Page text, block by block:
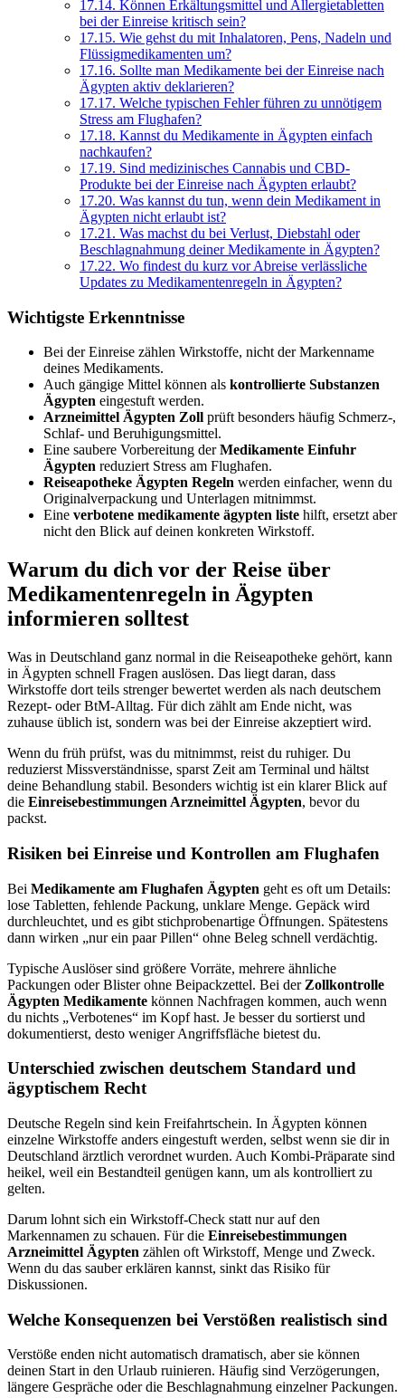
17.14. Können Erkältungsmittel und Allergietabletten
bei der Einreise kritisch sein?
17.15. Wie gehst du mit Inhalatoren, Pens, Nadeln und
Flüssigmedikamenten um?
17.16. Sollte man Medikamente bei der Einreise nach
Ägypten aktiv deklarieren?
17.17. Welche typischen Fehler führen zu unnötigem
Stress am Flughafen?
17.18. Kannst du Medikamente in Ägypten einfach
nachkaufen?
17.19. Sind medizinisches Cannabis und CBD-
Produkte bei der Einreise nach Ägypten erlaubt?
17.20. Was kannst du tun, wenn dein Medikament in
Ägypten nicht erlaubt ist?
17.21. Was machst du bei Verlust, Diebstahl oder
Beschlagnahmung deiner Medikamente in Ägypten?
17.22. Wo findest du kurz vor Abreise verlässliche
Updates zu Medikamentenregeln in Ägypten?
Wichtigste Erkenntnisse
Bei der Einreise zählen Wirkstoffe, nicht der Markenname
deines Medikaments.
Auch gängige Mittel können als kontrollierte Substanzen
Ägypten eingestuft werden.
Arzneimittel Ägypten Zoll prüft besonders häufig Schmerz-,
Schlaf- und Beruhigungsmittel.
Eine saubere Vorbereitung derMedikamente Einfuhr
Ägypten reduziert Stress am Flughafen.
Reiseapotheke Ägypten Regeln werden einfacher, wenn du
Originalverpackung und Unterlagen mitnimmst.
Eine verbotene medikamente ägypten liste hilft, ersetzt aber
nicht den Blick auf deinen konkreten Wirkstoff.
Warum du dich vor der Reise über
Medikamentenregeln in Ägypten
informieren solltest
Was in Deutschland ganz normal in die Reiseapotheke gehört, kann
in Ägypten schnell Fragen auslösen. Das liegt daran, dass
Wirkstoffe dort teils strenger bewertet werden als nach deutschem
Rezept- oder BtM-Alltag. Für dich zählt am Ende nicht, was
zuhause üblich ist, sondern was bei der Einreise akzeptiert wird.
Wenn du früh prüfst, was du mitnimmst, reist du ruhiger. Du
reduzierst Missverständnisse, sparst Zeit am Terminal und hältst
deine Behandlung stabil. Besonders wichtig ist ein klarer Blick auf
die Einreisebestimmungen Arzneimittel Ägypten, bevor du
packst.
Risiken bei Einreise und Kontrollen am Flughafen
Bei Medikamente am Flughafen Ägypten geht es oft um Details:
lose Tabletten, fehlende Packung, unklare Menge. Gepäck wird
durchleuchtet, und es gibt stichprobenartige Öffnungen. Spätestens
dann wirken „nur ein paar Pillen“ ohne Beleg schnell verdächtig.
Typische Auslöser sind größere Vorräte, mehrere ähnliche
Packungen oder Blister ohne Beipackzettel. Bei der Zollkontrolle
Ägypten Medikamente können Nachfragen kommen, auch wenn
du nichts „Verbotenes“ im Kopf hast. Je besser du sortierst und
dokumentierst, desto weniger Angriffsfläche bietest du.
Unterschied zwischen deutschem Standard und
ägyptischem Recht
Deutsche Regeln sind kein Freifahrtschein. In Ägypten können
einzelne Wirkstoffe anders eingestuft werden, selbst wenn sie dir in
Deutschland ärztlich verordnet wurden. Auch Kombi-Präparate sind
heikel, weil ein Bestandteil genügen kann, um als kontrolliert zu
gelten.
Darum lohnt sich ein Wirkstoff-Check statt nur auf den
Markennamen zu schauen. Für die Einreisebestimmungen
Arzneimittel Ägypten zählen oft Wirkstoff, Menge und Zweck.
Wenn du das sauber erklären kannst, sinkt das Risiko für
Diskussionen.
Welche Konsequenzen bei Verstößen realistisch sind
Verstöße enden nicht automatisch dramatisch, aber sie können
deinen Start in den Urlaub ruinieren. Häufig sind Verzögerungen,
längere Gespräche oder die Beschlagnahmung einzelner Packungen.